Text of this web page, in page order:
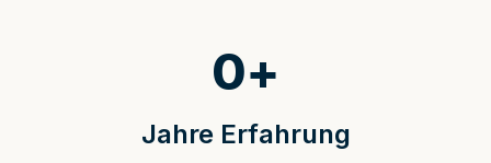
Jahre Erfahrung
0+